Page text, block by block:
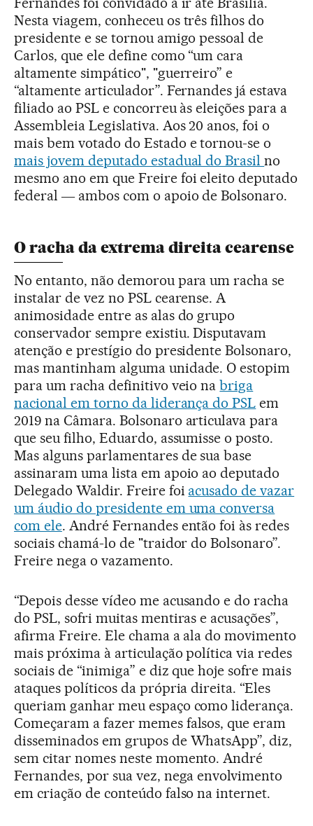
Nesta viagem, conheceu os três filhos do
presidente e se tornou amigo pessoal de
Carlos, que ele define como “um cara
altamente simpático", "guerreiro” e
“altamente articulador”. Fernandes já estava
filiado ao PSL e concorreu às eleições para a
Assembleia Legislativa. Aos 20 anos, foi o
mais bem votado do Estado e tornou-se o
mais jovem deputado estadual do Brasilno
mesmo ano em que Freire foi eleito deputado
federal ― ambos com o apoio de Bolsonaro.
O racha da extrema direita cearense
No entanto, não demorou para um racha se
instalar de vez no PSL cearense. A
animosidade entre as alas do grupo
conservador sempre existiu. Disputavam
atenção e prestígio do presidente Bolsonaro,
mas mantinham alguma unidade. O estopim
para um racha definitivo veio nabriga
nacional em torno da liderança do PSL em
2019 na Câmara. Bolsonaro articulava para
que seu filho, Eduardo, assumisse o posto.
Mas alguns parlamentares de sua base
assinaram uma lista em apoio ao deputado
Delegado Waldir. Freire foi acusado de vazar
um áudio do presidente em uma conversa
com ele. André Fernandes então foi às redes
sociais chamá-lo de "traidor do Bolsonaro”.
Freire nega o vazamento.
“Depois desse vídeo me acusando e do racha
do PSL, sofri muitas mentiras e acusações”,
afirma Freire. Ele chama a ala do movimento
mais próxima à articulação política via redes
sociais de “inimiga” e diz que hoje sofre mais
ataques políticos da própria direita. “Eles
queriam ganhar meu espaço como liderança.
Começaram a fazer memes falsos, que eram
disseminados em grupos de WhatsApp”, diz,
sem citar nomes neste momento. André
Fernandes, por sua vez, nega envolvimento
em criação de conteúdo falso na internet.